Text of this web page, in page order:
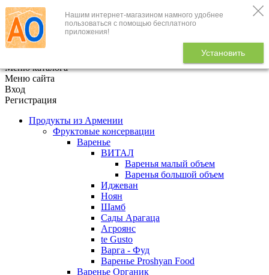
Нашим интернет-магазином намного удобнее
пользоваться с помощью бесплатного
приложения!
Установить
+7 (495) 646-888-1
В корзине
Меню каталога
Меню сайта
Вход
Регистрация
Продукты из Армении
Фруктовые консервации
Варенье
ВИТАЛ
Варенья малый объем
Варенья большой объем
Иджеван
Ноян
Шамб
Сады Арагаца
Агроянс
te Gusto
Варга - Фуд
Варенье Proshyan Food
Варенье Органик